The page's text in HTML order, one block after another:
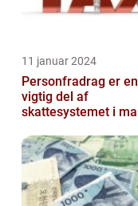
11 januar 2024
Personfradrag er en
vigtig del af
skattesystemet i